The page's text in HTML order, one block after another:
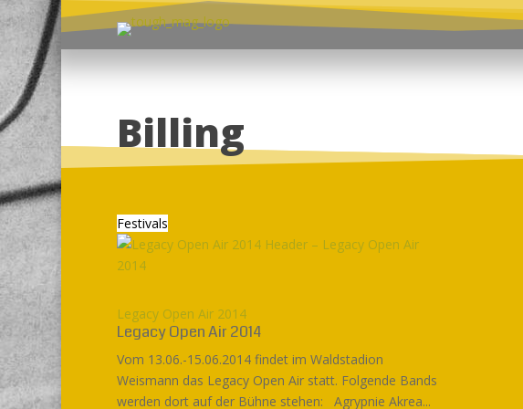
Billing
Festivals
Legacy Open Air 2014
Legacy Open Air 2014
Vom 13.06.-15.06.2014 findet im Waldstadion
Weismann das Legacy Open Air statt. Folgende Bands
werden dort auf der Bühne stehen: Agrypnie Akrea...